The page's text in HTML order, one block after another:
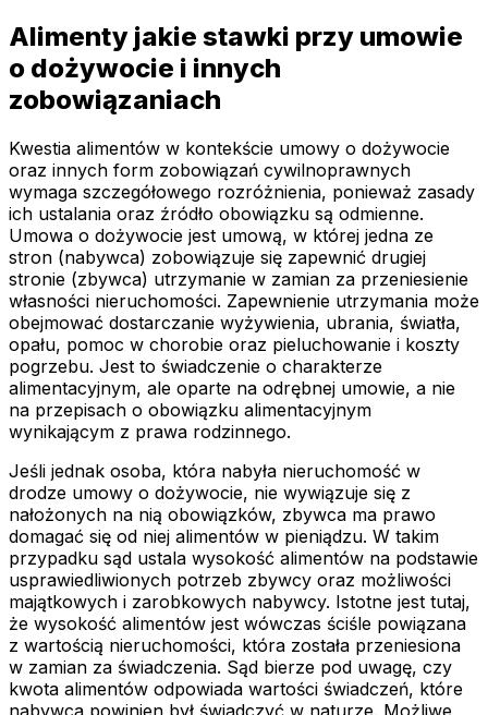
Alimenty jakie stawki przy umowie
o dożywocie i innych
zobowiązaniach
Kwestia alimentów w kontekście umowy o dożywocie
oraz innych form zobowiązań cywilnoprawnych
wymaga szczegółowego rozróżnienia, ponieważ zasady
ich ustalania oraz źródło obowiązku są odmienne.
Umowa o dożywocie jest umową, w której jedna ze
stron (nabywca) zobowiązuje się zapewnić drugiej
stronie (zbywca) utrzymanie w zamian za przeniesienie
własności nieruchomości. Zapewnienie utrzymania może
obejmować dostarczanie wyżywienia, ubrania, światła,
opału, pomoc w chorobie oraz pieluchowanie i koszty
pogrzebu. Jest to świadczenie o charakterze
alimentacyjnym, ale oparte na odrębnej umowie, a nie
na przepisach o obowiązku alimentacyjnym
wynikającym z prawa rodzinnego.
Jeśli jednak osoba, która nabyła nieruchomość w
drodze umowy o dożywocie, nie wywiązuje się z
nałożonych na nią obowiązków, zbywca ma prawo
domagać się od niej alimentów w pieniądzu. W takim
przypadku sąd ustala wysokość alimentów na podstawie
usprawiedliwionych potrzeb zbywcy oraz możliwości
majątkowych i zarobkowych nabywcy. Istotne jest tutaj,
że wysokość alimentów jest wówczas ściśle powiązana
z wartością nieruchomości, która została przeniesiona
w zamian za świadczenia. Sąd bierze pod uwagę, czy
kwota alimentów odpowiada wartości świadczeń, które
nabywca powinien był świadczyć w naturze. Możliwe